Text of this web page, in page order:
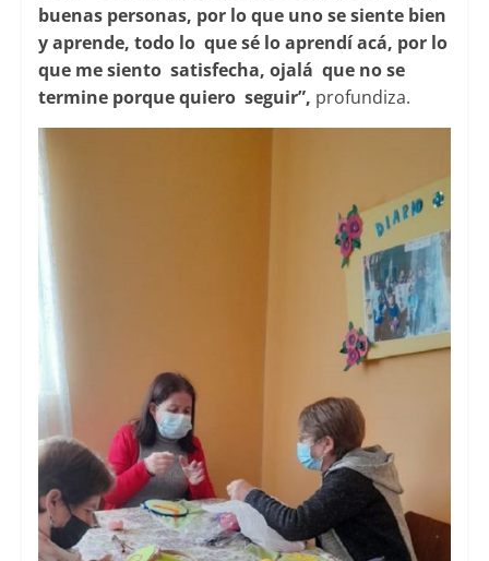
buenas personas, por lo que uno se siente bien
y aprende, todo lo que sé lo aprendí acá, por lo
que me siento satisfecha, ojalá que no se
termine porque quiero seguir”, profundiza.